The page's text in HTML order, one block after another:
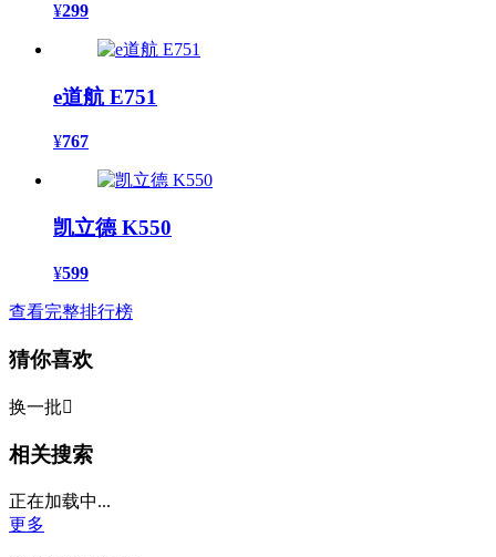
¥299
e道航 E751
¥767
凯立德 K550
¥599
查看完整排行榜
猜你喜欢
换一批
相关搜索
正在加载中...
更多